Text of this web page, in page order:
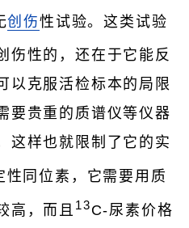
创伤性试验。这类试验
伤性的，还在于它能反
以克服活检标本的局限
要贵重的质谱仪等仪器
这样也就限制了它的实
性同位素，它需要用质
高，而且 13C-尿素价格